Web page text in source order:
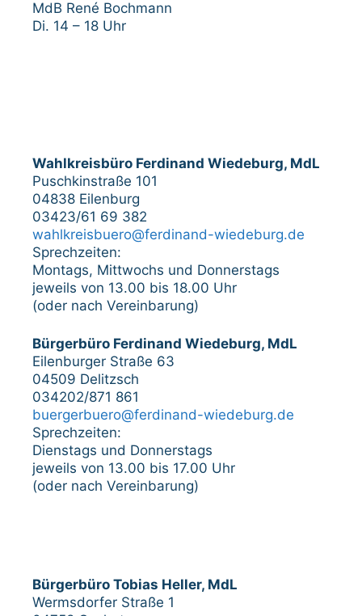
MdB René Bochmann
Di. 14 – 18 Uhr
Wahlkreisbüro Ferdinand Wiedeburg, MdL
Puschkinstraße 101
04838 Eilenburg
03423/61 69 382
wahlkreisbuero@ferdinand-wiedeburg.de
Sprechzeiten:
Montags, Mittwochs und Donnerstags
jeweils von 13.00 bis 18.00 Uhr
(oder nach Vereinbarung)
Bürgerbüro Ferdinand Wiedeburg, MdL
Eilenburger Straße 63
04509 Delitzsch
034202/871 861
buergerbuero@ferdinand-wiedeburg.de
Sprechzeiten:
Dienstags und Donnerstags
jeweils von 13.00 bis 17.00 Uhr
(oder nach Vereinbarung)
Bürgerbüro Tobias Heller, MdL
Wermsdorfer Straße 1